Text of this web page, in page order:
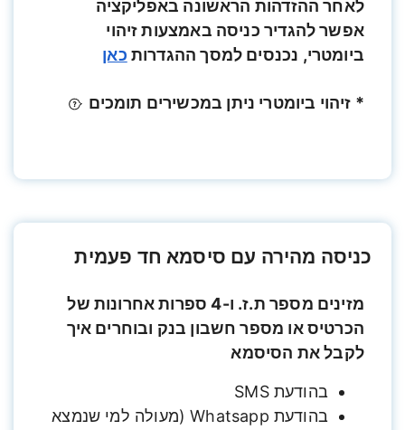
לאחר ההזדהות הראשונה באפליקציה
אפשר להגדיר כניסה באמצעות זיהוי
ביומטרי, נכנסים למסך ההגדרות כאן
* זיהוי ביומטרי ניתן במכשירים תומכים
כניסה מהירה עם סיסמא חד פעמית
מזינים מספר ת.ז. ו-4 ספרות אחרונות של
הכרטיס או מספר חשבון בנק ובוחרים איך
לקבל את הסיסמא
בהודעת SMS
בהודעת Whatsapp (מעולה למי שנמצא